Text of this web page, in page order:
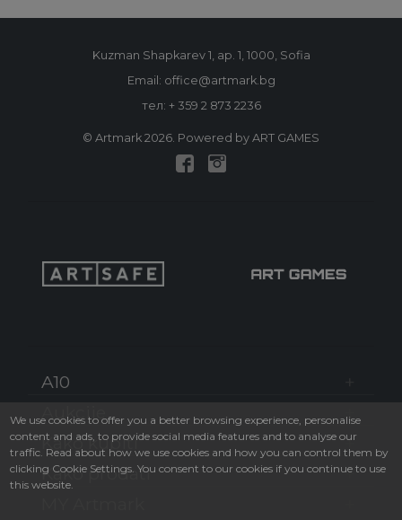
Kuzman Shapkarev 1, ap. 1, 1000, Sofia
Email: office@artmark.bg
тел: + 359 2 873 2236
© Artmark 2026. Powered by ART GAMES
A10
Aukcije
Kako kupiti
Kako prodati
We use cookies to offer you a better browsing experience, personalise
content and ads, to provide social media features and to analyse our
traffic. Read about how we use cookies and how you can control them by
clicking Cookie Settings. You consent to our cookies if you continue to use
this website.